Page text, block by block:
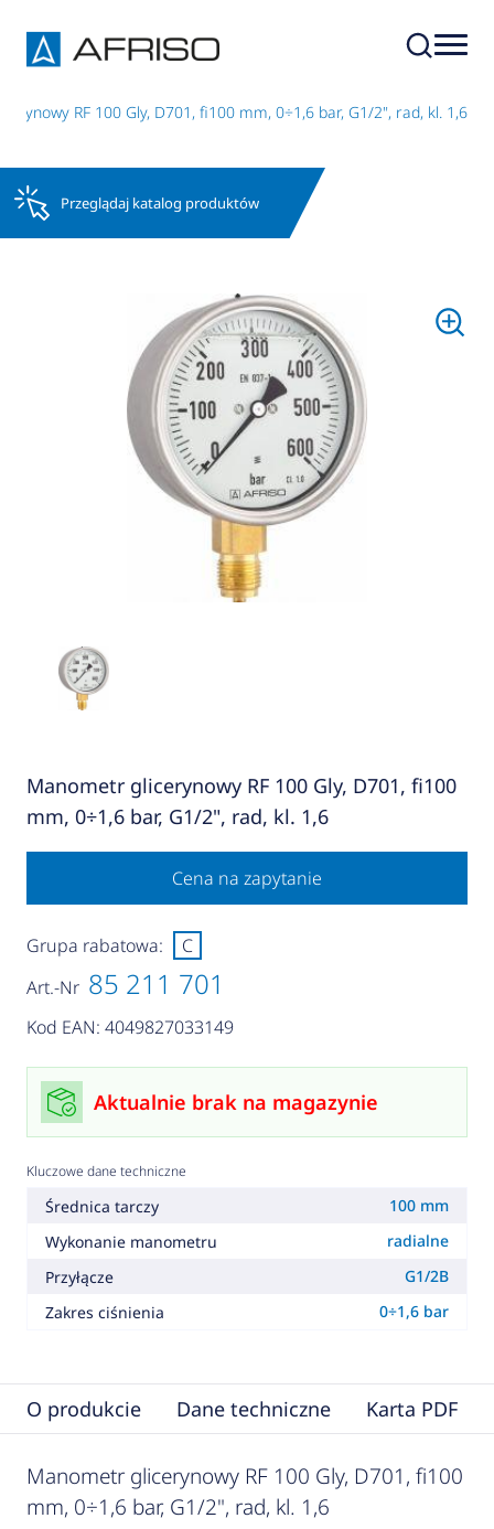
RF 100 Gly, D701, fi100 mm, 0÷1,6 bar, G1/2", rad, kl. 1,6
Przeglądaj katalog produktów
Manometr glicerynowy RF 100 Gly, D701, fi100
mm, 0÷1,6 bar, G1/2", rad, kl. 1,6
Cena na zapytanie
Art.-Nr 85 211 701
Kod EAN: 4049827033149
Grupa rabatowa: C
Aktualnie brak na magazynie
Kluczowe dane techniczne
Średnica tarczy
100 mm
Wykonanie manometru
radialne
Przyłącze
G1/2B
Zakres ciśnienia
0÷1,6 bar
O produkcie Dane techniczne Karta PDF
Manometr glicerynowy RF 100 Gly, D701, fi100
mm, 0÷1,6 bar, G1/2", rad, kl. 1,6